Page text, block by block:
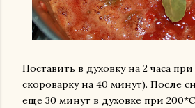
Поставить в духовку на 2 часа
скороварку на 40 минут). После
еще 30 минут в духовке при